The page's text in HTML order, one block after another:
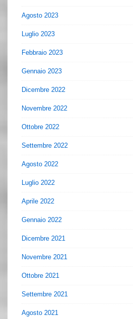
Agosto 2023
Luglio 2023
Febbraio 2023
Gennaio 2023
Dicembre 2022
Novembre 2022
Ottobre 2022
Settembre 2022
Agosto 2022
Luglio 2022
Aprile 2022
Gennaio 2022
Dicembre 2021
Novembre 2021
Ottobre 2021
Settembre 2021
Agosto 2021